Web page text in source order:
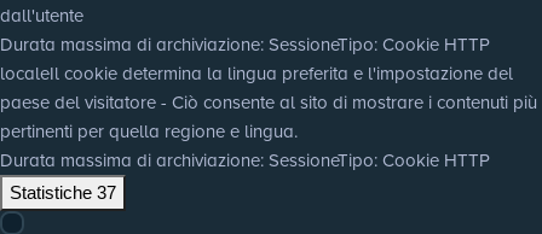
dall'utente
Durata massima di archiviazione: SessioneTipo: Cookie HTTP
localeIl cookie determina la lingua preferita e l'impostazione del
paese del visitatore - Ciò consente al sito di mostrare i contenuti più
pertinenti per quella regione e lingua.
Durata massima di archiviazione: SessioneTipo: Cookie HTTP
Statistiche 37